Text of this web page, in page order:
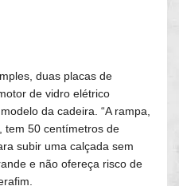
duas placas de
de vidro elétrico
da cadeira. “A rampa,
tem 50 centímetros de
subir uma calçada sem
e não ofereça risco de